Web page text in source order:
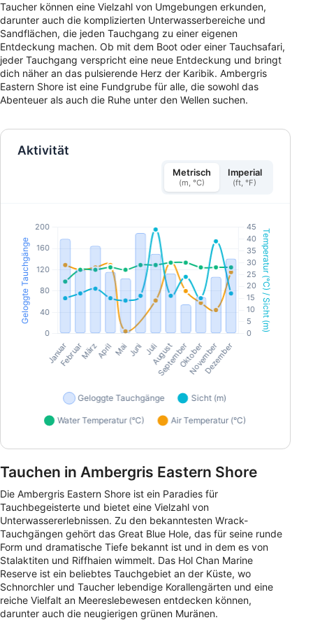
Taucher können eine Vielzahl von Umgebungen erkunden,
darunter auch die komplizierten Unterwasserbereiche und
Sandflächen, die jeden Tauchgang zu einer eigenen
Entdeckung machen. Ob mit dem Boot oder einer Tauchsafari,
jeder Tauchgang verspricht eine neue Entdeckung und bringt
dich näher an das pulsierende Herz der Karibik. Ambergris
Eastern Shore ist eine Fundgrube für alle, die sowohl das
Abenteuer als auch die Ruhe unter den Wellen suchen.
Aktivität
Metrisch
(m, °C)
Imperial
(ft, °F)
Tauchen in Ambergris Eastern Shore
Die Ambergris Eastern Shore ist ein Paradies für
Tauchbegeisterte und bietet eine Vielzahl von
Unterwassererlebnissen. Zu den bekanntesten Wrack-
Tauchgängen gehört das Great Blue Hole, das für seine runde
Form und dramatische Tiefe bekannt ist und in dem es von
Stalaktiten und Riffhaien wimmelt. Das Hol Chan Marine
Reserve ist ein beliebtes Tauchgebiet an der Küste, wo
Schnorchler und Taucher lebendige Korallengärten und eine
reiche Vielfalt an Meereslebewesen entdecken können,
darunter auch die neugierigen grünen Muränen.